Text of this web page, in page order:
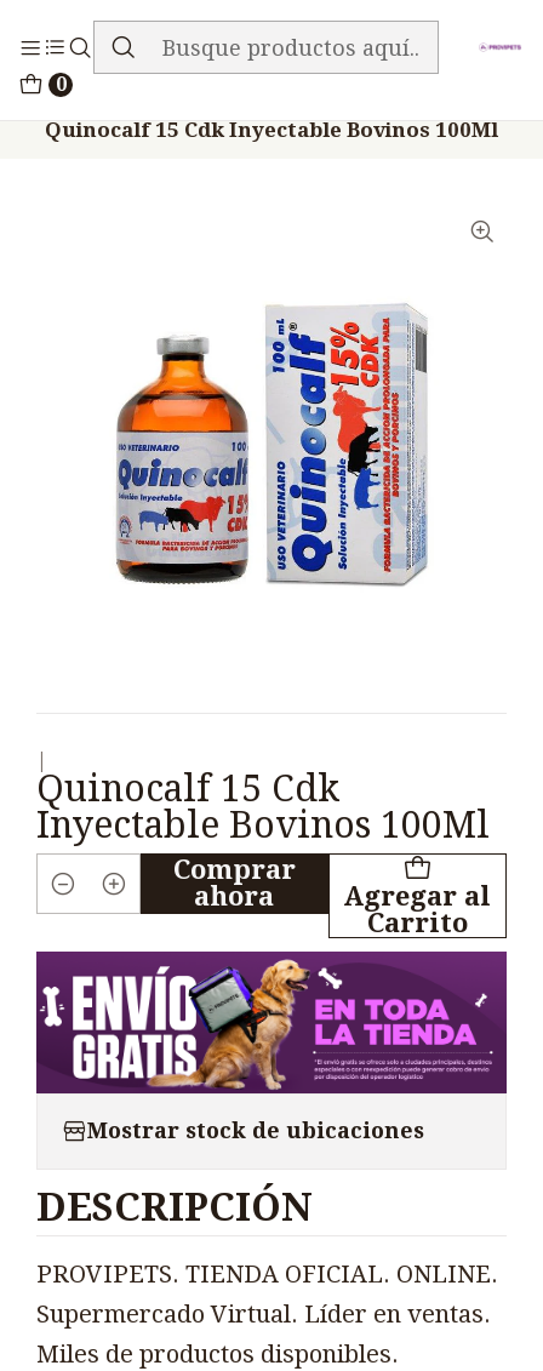
0
ENVIO GRATIS EN TODA LA TIENDA
Inicio
Quinocalf 15 Cdk Inyectable Bovinos 100Ml
Quinocalf 15 Cdk
Inyectable Bovinos 100Ml
Cantidad
Agregar al
Carrito
Comprar
ahora
Mostrar stock de ubicaciones
DESCRIPCIÓN
PROVIPETS. TIENDA OFICIAL. ONLINE.
Supermercado Virtual. Líder en ventas.
Miles de productos disponibles.